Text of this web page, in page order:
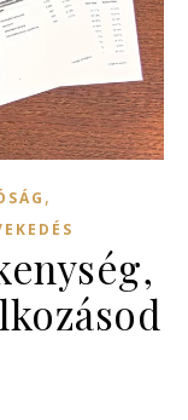
,